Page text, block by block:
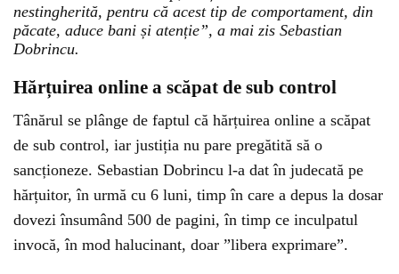
nestingherită, pentru că acest tip de comportament, din
păcate, aduce bani și atenție”, a mai zis Sebastian
Dobrincu.
Hărțuirea online a scăpat de sub control
Tânărul se plânge de faptul că hărțuirea online a scăpat
de sub control, iar justiția nu pare pregătită să o
sancționeze. Sebastian Dobrincu l-a dat în judecată pe
hărțuitor, în urmă cu 6 luni, timp în care a depus la dosar
dovezi însumând 500 de pagini, în timp ce inculpatul
invocă, în mod halucinant, doar ”libera exprimare”.